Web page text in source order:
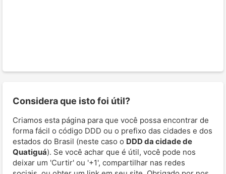
Considera que isto foi útil?
Criamos esta página para que você possa encontrar de
forma fácil o código DDD ou o prefixo das cidades e dos
estados do Brasil (neste caso o DDD da cidade de
Quatiguá). Se você achar que é útil, você pode nos
deixar um 'Curtir' ou '+1', compartilhar nas redes